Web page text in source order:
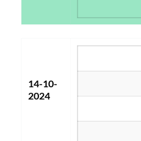
14-10-
2024